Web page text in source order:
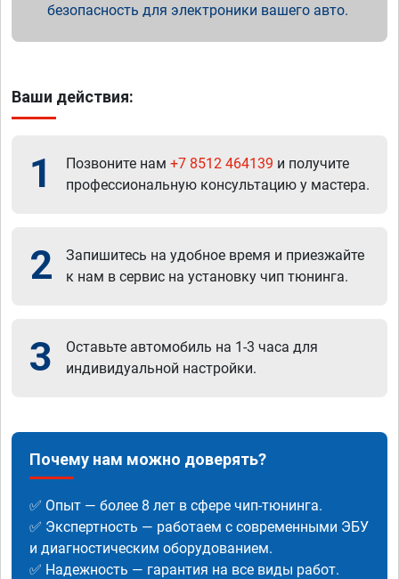
безопасность для электроники вашего авто.
Ваши действия:
1 Позвоните нам +7 8512 464139 и получите
профессиональную консультацию у мастера.
2
Запишитесь на удобное время и приезжайте
к нам в сервис на установку чип тюнинга.
3
Оставьте автомобиль на 1-3 часа для
индивидуальной настройки.
Почему нам можно доверять?
✅ Опыт — более 8 лет в сфере чип-тюнинга.
✅ Экспертность — работаем с современными ЭБУ
и диагностическим оборудованием.
✅ Надежность — гарантия на все виды работ.